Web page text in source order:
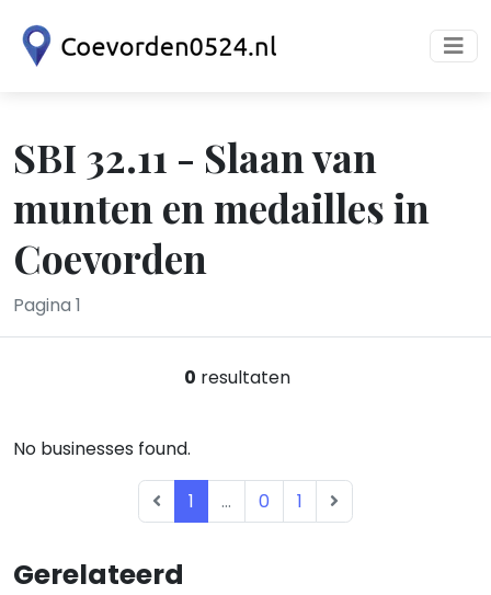
SBI 32.11 - Slaan van
munten en medailles in
Coevorden
Pagina 1
Gerelateerd
0 resultaten
No businesses found.
1 ... 0 1